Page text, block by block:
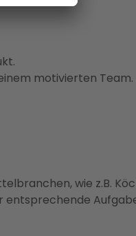
motivierten Team.
wie z.B.
entsprechende